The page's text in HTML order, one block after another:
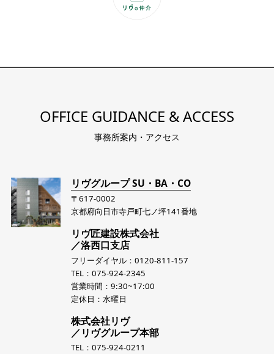
OFFICE GUIDANCE & ACCESS
事務所案内・アクセス
リヴグループ SU・BA・CO
〒617-0002
京都府向日市寺戸町七ノ坪141番地
リヴ匠建設株式会社
／洛西口支店
フリーダイヤル：0120-811-157
TEL：075-924-2345
営業時間：9:30~17:00
定休日：水曜日
株式会社リヴ
／リヴグループ本部
TEL：075-924-0211